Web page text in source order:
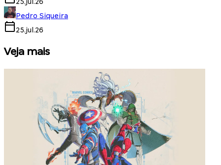
Pedro Siqueira
25.jul.26
Veja mais